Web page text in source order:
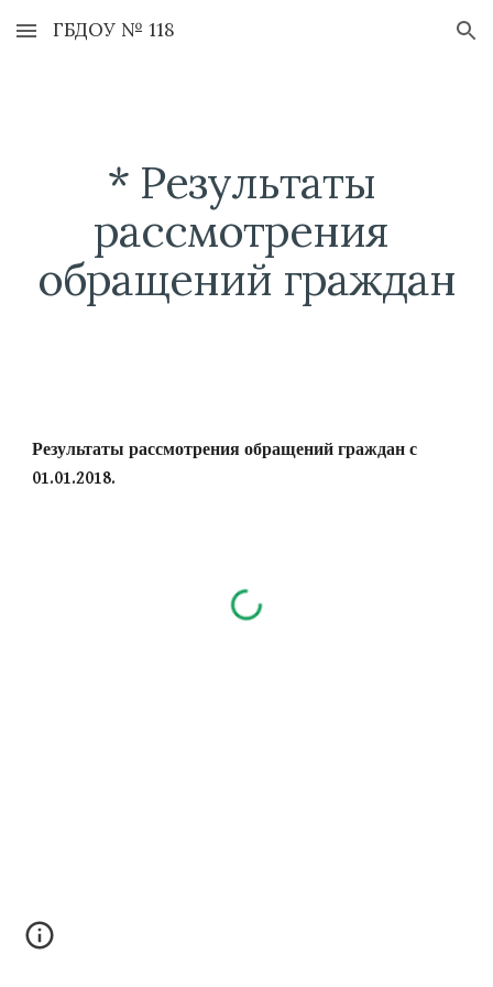
Skip to main content Skip to navigation
ГБДОУ № 118
* Результаты
рассмотрения
обращений граждан
Результаты рассмотрения обращений граждан с
01.01.2018.